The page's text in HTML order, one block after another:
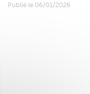
Publié le 06/01/2026